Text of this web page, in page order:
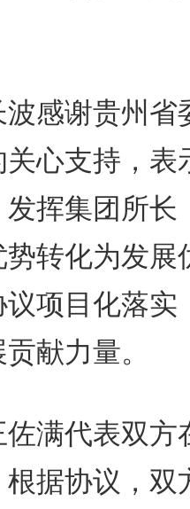
感谢贵州省
心支持，表
挥集团所长
转化为发展
项目化落实
献力量。
满代表双方
据协议，双